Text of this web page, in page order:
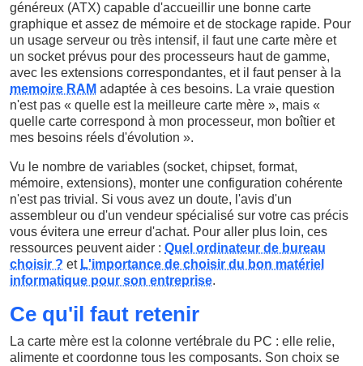
généreux (ATX) capable d'accueillir une bonne carte
graphique et assez de mémoire et de stockage rapide. Pour
un usage serveur ou très intensif, il faut une carte mère et
un socket prévus pour des processeurs haut de gamme,
avec les extensions correspondantes, et il faut penser à la
memoire RAM adaptée à ces besoins. La vraie question
n'est pas « quelle est la meilleure carte mère », mais «
quelle carte correspond à mon processeur, mon boîtier et
mes besoins réels d'évolution ».
Vu le nombre de variables (socket, chipset, format,
mémoire, extensions), monter une configuration cohérente
n'est pas trivial. Si vous avez un doute, l'avis d'un
assembleur ou d'un vendeur spécialisé sur votre cas précis
vous évitera une erreur d'achat. Pour aller plus loin, ces
ressources peuvent aider : Quel ordinateur de bureau
choisir ? et L'importance de choisir du bon matériel
informatique pour son entreprise.
Ce qu'il faut retenir
La carte mère est la colonne vertébrale du PC : elle relie,
alimente et coordonne tous les composants. Son choix se